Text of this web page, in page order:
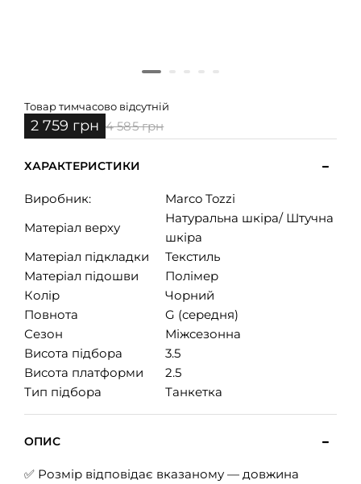
Товар тимчасово відсутній
2 759 грн 4 585 грн
ХАРАКТЕРИСТИКИ
Виробник:
Marco Tozzi
Матеріал верху
Натуральна шкіра/ Штучна
шкіра
Матеріал підкладки
Текстиль
Матеріал підошви
Полімер
Колір
Чорний
Повнота
G (середня)
Сезон
Міжсезонна
Висота підбора
3.5
Висота платформи
2.5
Тип підбора
Танкетка
ОПИС
✅ Розмір відповідає вказаному — довжина